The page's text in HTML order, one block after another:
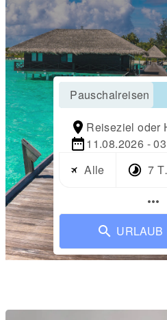
Pauschalreisen
Reiseziel oder
11.08.2026 -
Alle
7
more_horiz
URLAUB